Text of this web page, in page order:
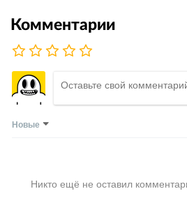
Комментарии
Новые
Никто ещё не оставил